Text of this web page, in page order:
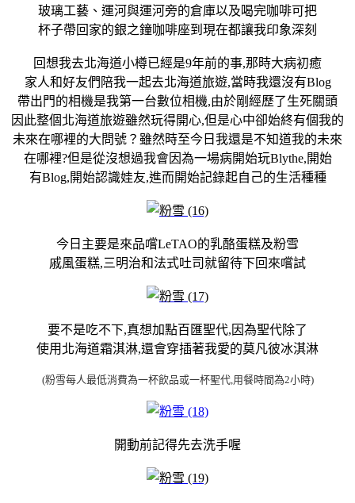
玻璃工藝、運河與運河旁的倉庫以及喝完咖啡可把
杯子帶回家的銀之鐘咖啡座到現在都讓我印象深刻
回想我去北海道小樽已經是9年前的事,那時大病初癒
家人和好友們陪我一起去北海道旅遊,當時我還沒有Blog
帶出門的相機是我第一台數位相機,由於剛經歷了生死關頭
因此整個北海道旅遊雖然玩得開心,但是心中卻始終有個我的
未來在哪裡的大問號？雖然時至今日我還是不知道我的未來
在哪裡?但是從沒想過我會因為一場病開始玩Blythe,開始
有Blog,開始認識娃友,進而開始記錄起自己的生活種種
今日主要是來品嚐LeTAO的乳酪蛋糕及粉雪
戚風蛋糕,三明治和法式吐司就留待下回來嚐試
要不是吃不下,真想加點百匯聖代,因為聖代除了
使用北海道霜淇淋,還會穿插著我愛的莫凡彼冰淇淋
(粉雪每人最低消費為一杯飲品或一杯聖代,用餐時間為2小時)
開動前記得先去洗手喔